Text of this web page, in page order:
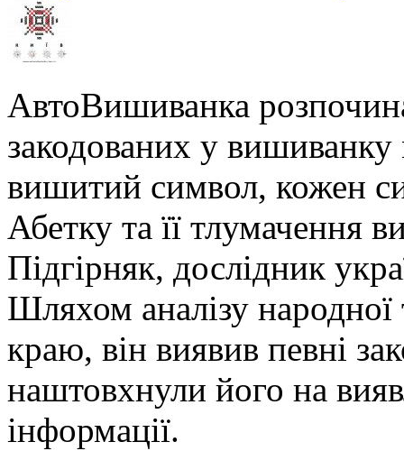
АвтоВишиванка
закодованих у
вишитий символ, кожен
Абетку та її тлумачення
Підгірняк, дослідник
Шляхом аналізу народної
краю, він виявив певні
наштовхнули його на
інформації.